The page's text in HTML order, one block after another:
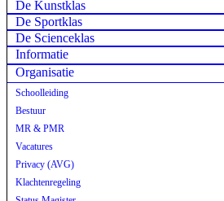
De Kunstklas
De Sportklas
De Scienceklas
Informatie
Organisatie
Schoolleiding
Bestuur
MR & PMR
Vacatures
Privacy (AVG)
Klachtenregeling